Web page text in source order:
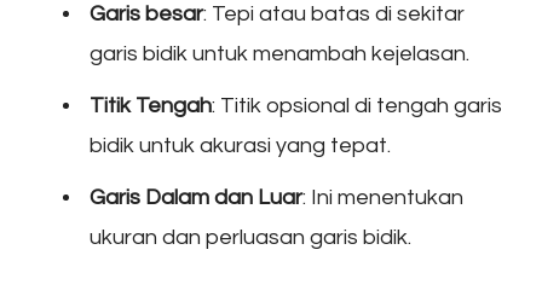
Garis besar: Tepi atau batas di sekitar
garis bidik untuk menambah kejelasan.
Titik Tengah: Titik opsional di tengah garis
bidik untuk akurasi yang tepat.
Garis Dalam dan Luar: Ini menentukan
ukuran dan perluasan garis bidik.